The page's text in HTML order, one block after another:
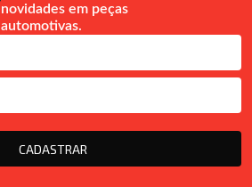
novidades em peças
automotivas.
CADASTRAR